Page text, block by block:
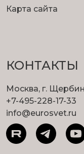
Карта сайта
КОНТАКТЫ
Москва, г.
+7-495-228-17-33
info@eurosvet.ru